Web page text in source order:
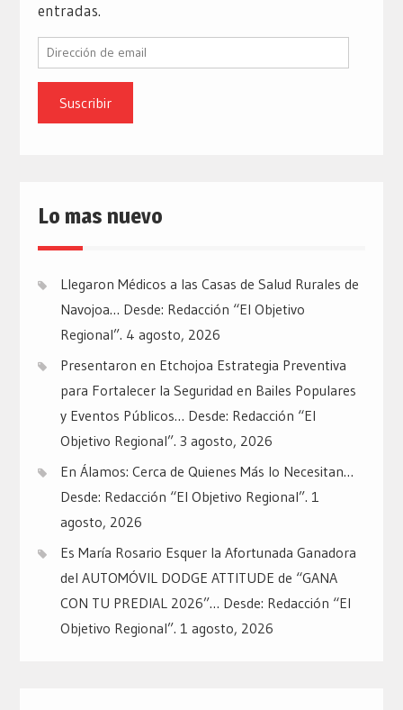
entradas.
Dirección
email
Lo mas nuevo
Llegaron Médicos a las Casas de Salud Rurales de
Navojoa… Desde: Redacción “El Objetivo
Regional”. 4 agosto, 2026
Presentaron en Etchojoa Estrategia Preventiva
para Fortalecer la Seguridad en Bailes Populares
y Eventos Públicos… Desde: Redacción “El
Objetivo Regional”. 3 agosto, 2026
En Álamos: Cerca de Quienes Más lo Necesitan…
Desde: Redacción “El Objetivo Regional”. 1
agosto, 2026
Es María Rosario Esquer la Afortunada Ganadora
del AUTOMÓVIL DODGE ATTITUDE de “GANA
CON TU PREDIAL 2026”… Desde: Redacción “El
Objetivo Regional”. 1 agosto, 2026